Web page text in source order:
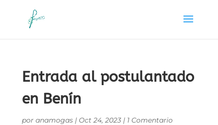
Entrada al postulantado
en Benín
por anamogas| Oct 24, 2023| 1 Comentario